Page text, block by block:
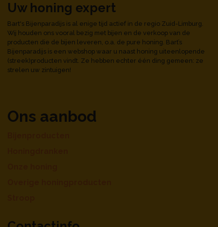
Uw honing expert
Bart's Bijenparadijs is al enige tijd actief in de regio Zuid-Limburg.
Wij houden ons vooral bezig met bijen en de verkoop van de
producten die de bijen leveren, o.a. de pure honing. Bart’s
Bijenparadijs is een webshop waar u naast honing uiteenlopende
(streek)producten vindt. Ze hebben echter één ding gemeen: ze
strelen uw zintuigen!
Ons aanbod